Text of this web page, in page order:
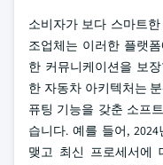
소비자가 보다 스마트
조업체는 이러한 플랫
한 커뮤니케이션을 보
한 자동차 아키텍처는
퓨팅 기능을 갖춘 소프
습니다. 예를 들어,
맺고 최신 프로세서에